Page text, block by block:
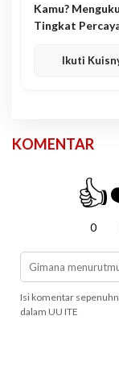
Kamu?
Tingkat
Ikuti
KOMENTAR
👍
0
Isi komentar
dalam UU ITE